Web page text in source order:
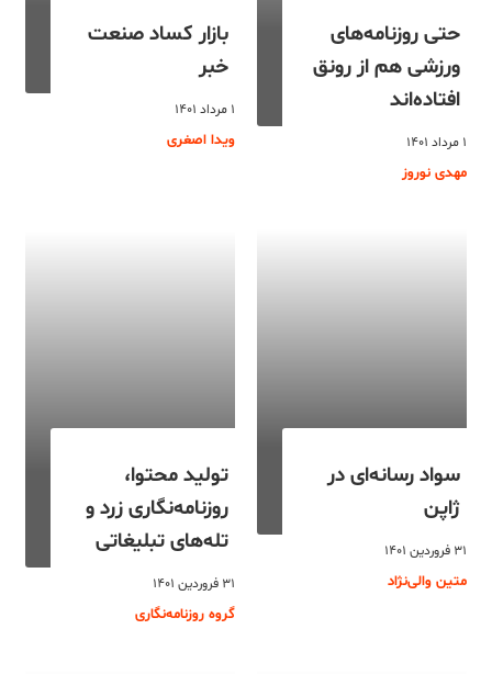
حتی روزنامه‌های
ورزشی هم از رونق
افتاده‌اند
۱ مرداد ۱۴۰۱
مهدی نوروز
بازار کساد صنعت
خبر
۱ مرداد ۱۴۰۱
ویدا اصغری
سواد رسانه‌ای در
ژاپن
۳۱ فروردین ۱۴۰۱
متین والی‌نژاد
تولید محتوا،
روزنامه‌نگاری زرد و
تله‌های تبلیغاتی
۳۱ فروردین ۱۴۰۱
گروه روزنامه‌نگاری